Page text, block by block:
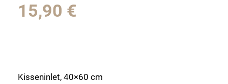
15,90 €
Kisseninlet, 40×60 cm